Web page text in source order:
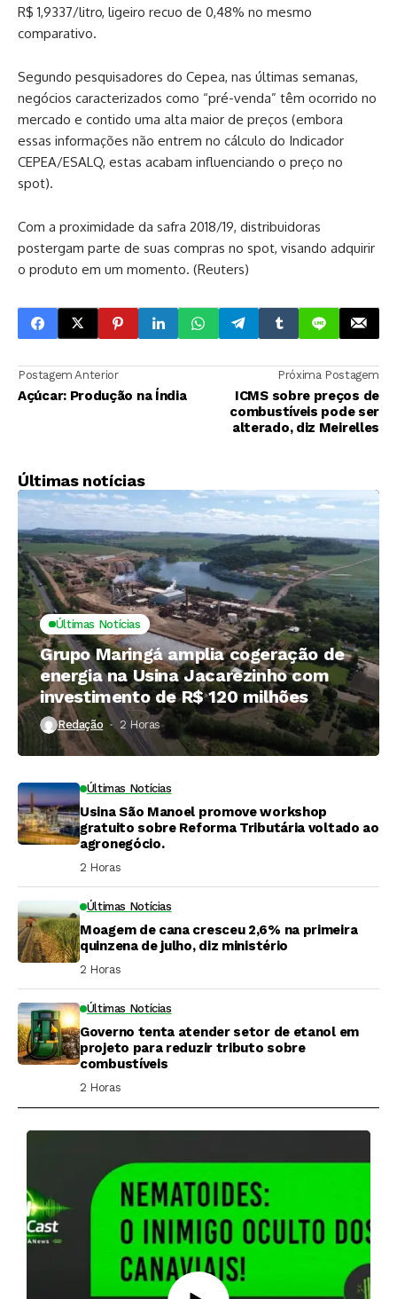
R$ 1,9337/litro, ligeiro recuo de 0,48% no mesmo
comparativo.
Segundo pesquisadores do Cepea, nas últimas semanas,
negócios caracterizados como “pré-venda” têm ocorrido no
mercado e contido uma alta maior de preços (embora
essas informações não entrem no cálculo do Indicador
CEPEA/ESALQ, estas acabam influenciando o preço no
spot).
Com a proximidade da safra 2018/19, distribuidoras
postergam parte de suas compras no spot, visando adquirir
o produto em um momento. (Reuters)
Postagem Anterior
Açúcar: Produção na Índia
Próxima Postagem
ICMS sobre preços de
combustíveis pode ser
alterado, diz Meirelles
Últimas notícias
Últimas Notícias
Grupo Maringá amplia cogeração de
energia na Usina Jacarezinho com
investimento de R$ 120 milhões
Redação 2 Horas ⁮
Últimas Notícias
Usina São Manoel promove workshop
gratuito sobre Reforma Tributária voltado ao
agronegócio.
2 Horas ⁮
Últimas Notícias
Moagem de cana cresceu 2,6% na primeira
quinzena de julho, diz ministério
2 Horas ⁮
Últimas Notícias
Governo tenta atender setor de etanol em
projeto para reduzir tributo sobre
combustíveis
2 Horas ⁮